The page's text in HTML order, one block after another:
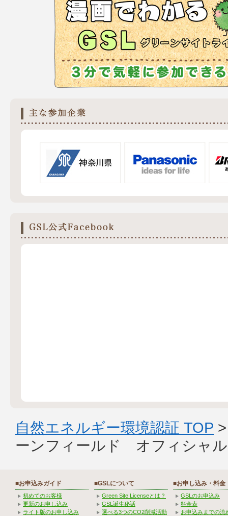
自然エネルギー環境認証 TOP
ーンフィールド オフィシャ
■お申込みガイド
初めてのお客様
更新のお申し込み
ライト版のお申し込み
■GSLについて
Green Site Licenseとは？
GSL誕生秘話
選べる3つのCO2削減活動
■お申し込み・料金
GSLのお申込み
料金表
お申込みまでの流